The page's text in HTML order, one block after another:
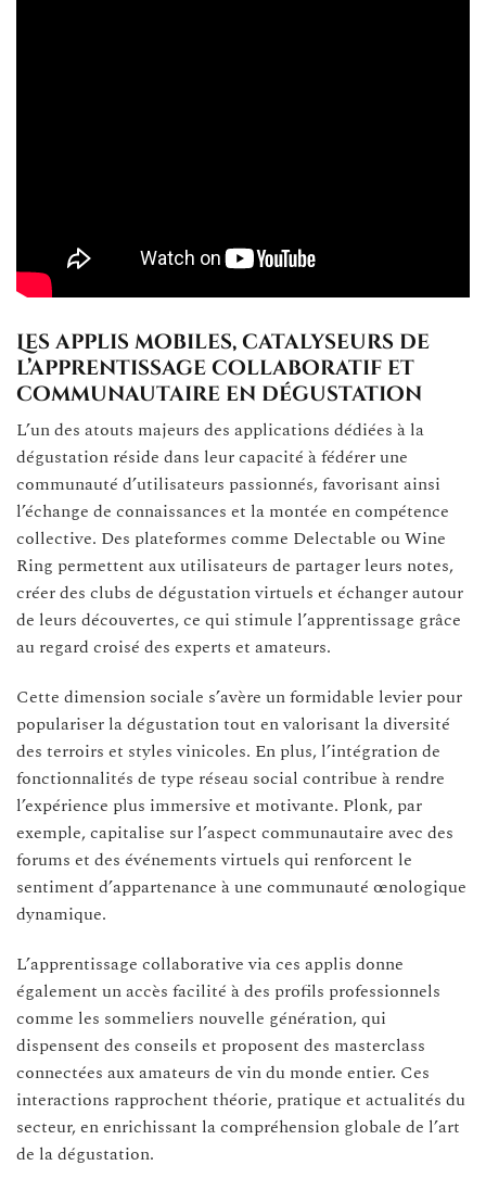
Les applis mobiles, catalyseurs de
l’apprentissage collaboratif et
communautaire en dégustation
L’un des atouts majeurs des applications dédiées à la
dégustation réside dans leur capacité à fédérer une
communauté d’utilisateurs passionnés, favorisant ainsi
l’échange de connaissances et la montée en compétence
collective. Des plateformes comme Delectable ou Wine
Ring permettent aux utilisateurs de partager leurs notes,
créer des clubs de dégustation virtuels et échanger autour
de leurs découvertes, ce qui stimule l’apprentissage grâce
au regard croisé des experts et amateurs.
Cette dimension sociale s’avère un formidable levier pour
populariser la dégustation tout en valorisant la diversité
des terroirs et styles vinicoles. En plus, l’intégration de
fonctionnalités de type réseau social contribue à rendre
l’expérience plus immersive et motivante. Plonk, par
exemple, capitalise sur l’aspect communautaire avec des
forums et des événements virtuels qui renforcent le
sentiment d’appartenance à une communauté œnologique
dynamique.
L’apprentissage collaborative via ces applis donne
également un accès facilité à des profils professionnels
comme les sommeliers nouvelle génération, qui
dispensent des conseils et proposent des masterclass
connectées aux amateurs de vin du monde entier. Ces
interactions rapprochent théorie, pratique et actualités du
secteur, en enrichissant la compréhension globale de l’art
de la dégustation.